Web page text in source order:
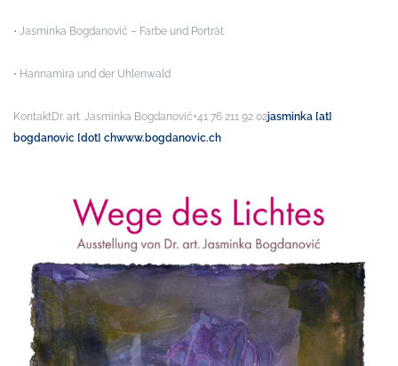
• Jasminka Bogdanović – Farbe und Porträt
• Hannamira und der Uhlenwald
KontaktDr. art. Jasminka Bogdanović+41 76 211 92 02jasminka [at]
bogdanovic [dot] chwww.bogdanovic.ch